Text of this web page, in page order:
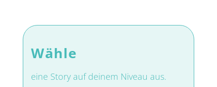
Wähle
eine Story auf deinem Niveau aus.